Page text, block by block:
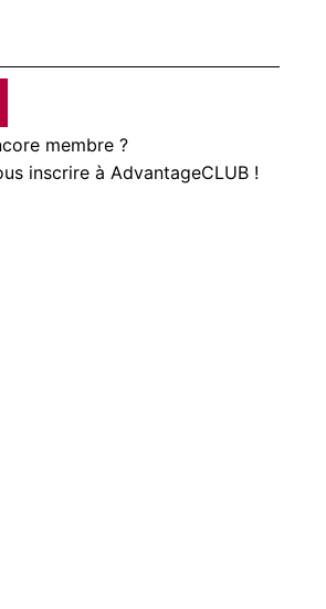
membre ?
inscrire à AdvantageCLUB !